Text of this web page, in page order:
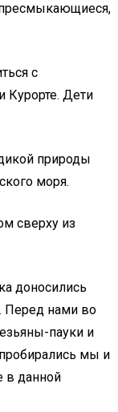
пресмыкающиеся,
с
Дети
природы
моря.
сверху из
доносились
Перед нами во
пауки и
мы и
в данной